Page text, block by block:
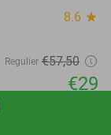
8.6 star
Regulier €57,50
€29